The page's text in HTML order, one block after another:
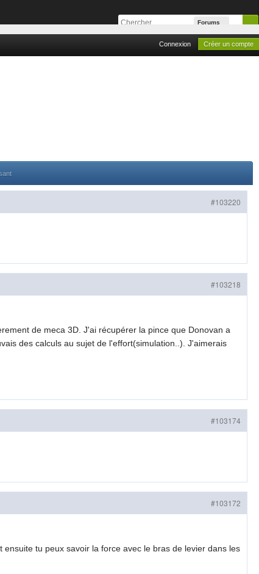
Forums
Connexion Créer un compte
#103220
#103218
de meca 3D. J'ai récupérer la pince que Donovan a
des calculs au sujet de l'effort(simulation..). J'aimerais
#103174
#103172
tu peux savoir la force avec le bras de levier dans les